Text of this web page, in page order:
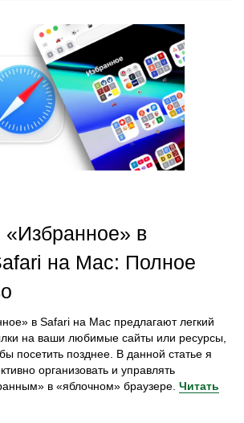
«Избранное» в
на Мас: Полное
в Safari на Mac предлагают легкий
на ваши любимые сайты или ресурсы,
посетить позднее. В данной статье я
организовать и управлять
в «яблочном» браузере. Читать